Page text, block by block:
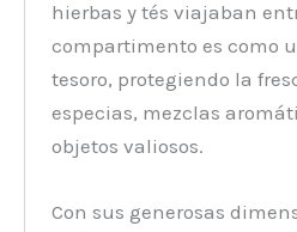
hierbas y tés viajaban
compartimento es como
tesoro, protegiendo la
especias, mezclas
objetos valiosos.
Con sus generosas